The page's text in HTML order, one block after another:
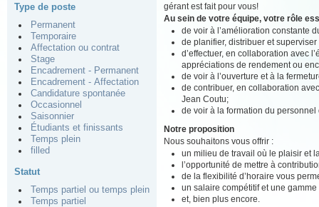
Type de poste
Permanent
Temporaire
Affectation ou contrat
Stage
Encadrement - Permanent
Encadrement - Affectation
Candidature spontanée
Occasionnel
Saisonnier
Étudiants et finissants
Temps plein
filled
Statut
Temps partiel ou temps plein
Temps partiel
gérant est fait pour vous!
Au sein de votre équipe, votre rôle
de voir à l’amélioration constante
de planifier, distribuer et
d’effectuer, en collaboration avec
appréciations de rendement ou
de voir à l’ouverture et à la
de contribuer, en collaboration
Jean Coutu;
de voir à la formation du
Notre proposition
Nous souhaitons vous offrir :
un milieu de travail où le plaisir et
l’opportunité de mettre à
de la flexibilité d’horaire vous
un salaire compétitif et une gamme
et, bien plus encore.